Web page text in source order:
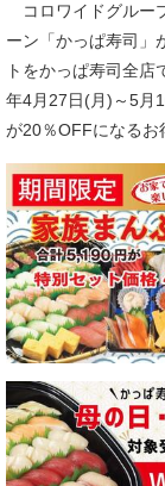
コロワイドグルー
ーン「かっぱ寿司」
トをかっぱ寿司全
年4月27日(月)～5月
が20％OFFになるお